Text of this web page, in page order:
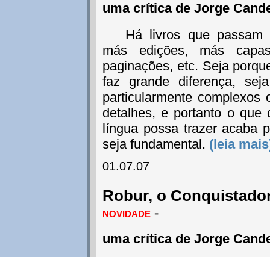
uma crítica de Jorge
Há livros que passam
más edições, más
paginações, etc. Seja
faz grande diferença,
particularmente
detalhes, e portanto o que
língua possa trazer acaba
seja fundamental. (leia
01.07.07
Robur, o
novidade -
uma crítica de Jorge